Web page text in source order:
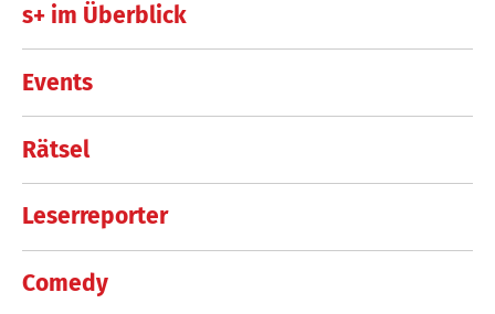
s+ im Überblick
Events
Rätsel
Leserreporter
Comedy